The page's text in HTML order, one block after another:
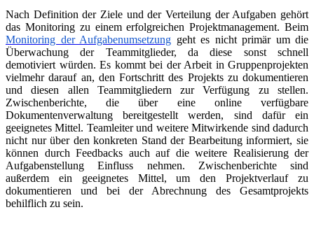
Nach Definition der Ziele und der Verteilung der Aufgaben gehört
das Monitoring zu einem erfolgreichen Projektmanagement. Beim
Monitoring der Aufgabenumsetzung geht es nicht primär um die
Überwachung der Teammitglieder, da diese sonst schnell
demotiviert würden. Es kommt bei der Arbeit in Gruppenprojekten
vielmehr darauf an, den Fortschritt des Projekts zu dokumentieren
und diesen allen Teammitgliedern zur Verfügung zu stellen.
Zwischenberichte, die über eine online verfügbare
Dokumentenverwaltung bereitgestellt werden, sind dafür ein
geeignetes Mittel. Teamleiter und weitere Mitwirkende sind dadurch
nicht nur über den konkreten Stand der Bearbeitung informiert, sie
können durch Feedbacks auch auf die weitere Realisierung der
Aufgabenstellung Einfluss nehmen. Zwischenberichte sind
außerdem ein geeignetes Mittel, um den Projektverlauf zu
dokumentieren und bei der Abrechnung des Gesamtprojekts
behilflich zu sein.